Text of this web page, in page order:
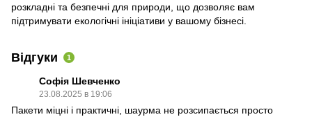
розкладні та безпечні для природи, що дозволяє вам
підтримувати екологічні ініціативи у вашому бізнесі.
Відгуки 1
Софія Шевченко
23.08.2025 в 19:06
Пакети міцні і практичні, шаурма не розсипається просто